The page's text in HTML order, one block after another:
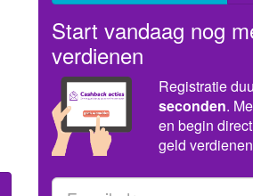
Start vandaag nog
verdienen
Registratie
seconden. Meld je nu aan
en begin
geld